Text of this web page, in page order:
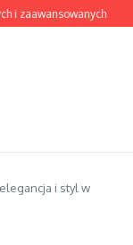
i zaawansowanych
i styl w